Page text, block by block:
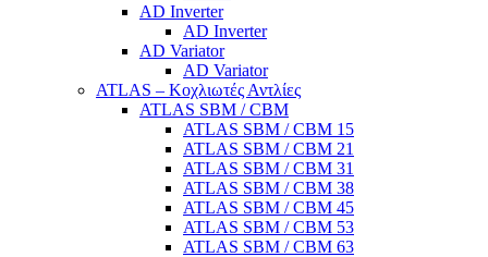
AD Inverter
AD Inverter
AD Variator
AD Variator
ATLAS – Κοχλιωτές Αντλίες
ATLAS SBM / CBM
ATLAS SBM / CBM 15
ATLAS SBM / CBM 21
ATLAS SBM / CBM 31
ATLAS SBM / CBM 38
ATLAS SBM / CBM 45
ATLAS SBM / CBM 53
ATLAS SBM / CBM 63